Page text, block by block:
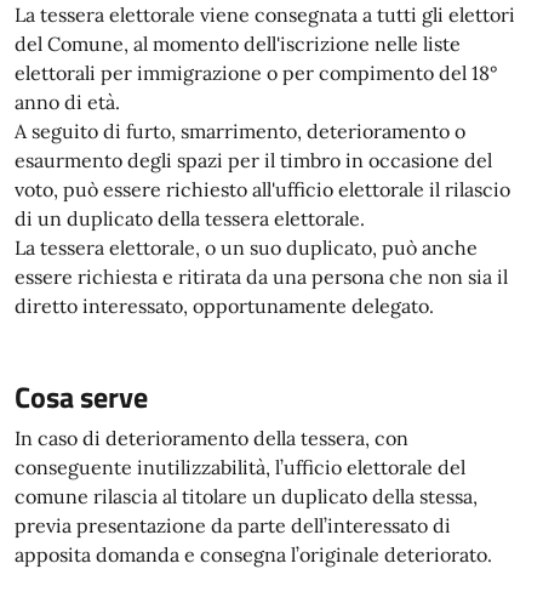
La tessera elettorale viene consegnata a tutti gli elettori
del Comune, al momento dell'iscrizione nelle liste
elettorali per immigrazione o per compimento del 18°
anno di età.
A seguito di furto, smarrimento, deterioramento o
esaurmento degli spazi per il timbro in occasione del
voto, può essere richiesto all'ufficio elettorale il rilascio
di un duplicato della tessera elettorale.
La tessera elettorale, o un suo duplicato, può anche
essere richiesta e ritirata da una persona che non sia il
diretto interessato, opportunamente delegato.
Cosa serve
In caso di deterioramento della tessera, con
conseguente inutilizzabilità, l’ufficio elettorale del
comune rilascia al titolare un duplicato della stessa,
previa presentazione da parte dell’interessato di
apposita domanda e consegna l’originale deteriorato.